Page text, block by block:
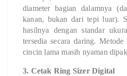
diameter bagian dalamnya
kanan, bukan dari tepi luar).
hasilnya dengan standar
tersedia secara daring.
cincin lama masih nyaman
3. Cetak Ring Sizer Digital